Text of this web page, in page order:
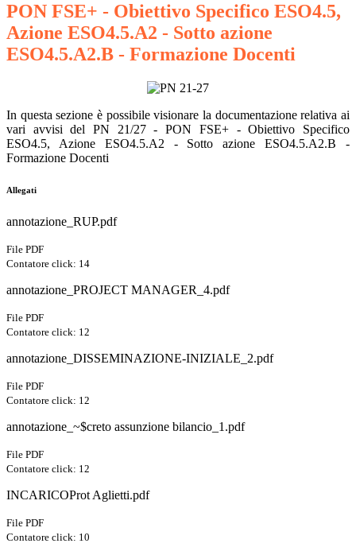
PON FSE+ - Obiettivo Specifico ESO4.5,
Azione ESO4.5.A2 - Sotto azione
ESO4.5.A2.B - Formazione Docenti
In questa sezione è possibile visionare la documentazione relativa ai
vari avvisi del PN 21/27 - PON FSE+ - Obiettivo Specifico
ESO4.5, Azione ESO4.5.A2 - Sotto azione ESO4.5.A2.B -
Formazione Docenti
Allegati
annotazione_RUP.pdf
File PDF
Contatore click: 14
annotazione_PROJECT MANAGER_4.pdf
File PDF
Contatore click: 12
annotazione_DISSEMINAZIONE-INIZIALE_2.pdf
File PDF
Contatore click: 12
annotazione_~$creto assunzione bilancio_1.pdf
File PDF
Contatore click: 12
INCARICOProt Aglietti.pdf
File PDF
Contatore click: 10